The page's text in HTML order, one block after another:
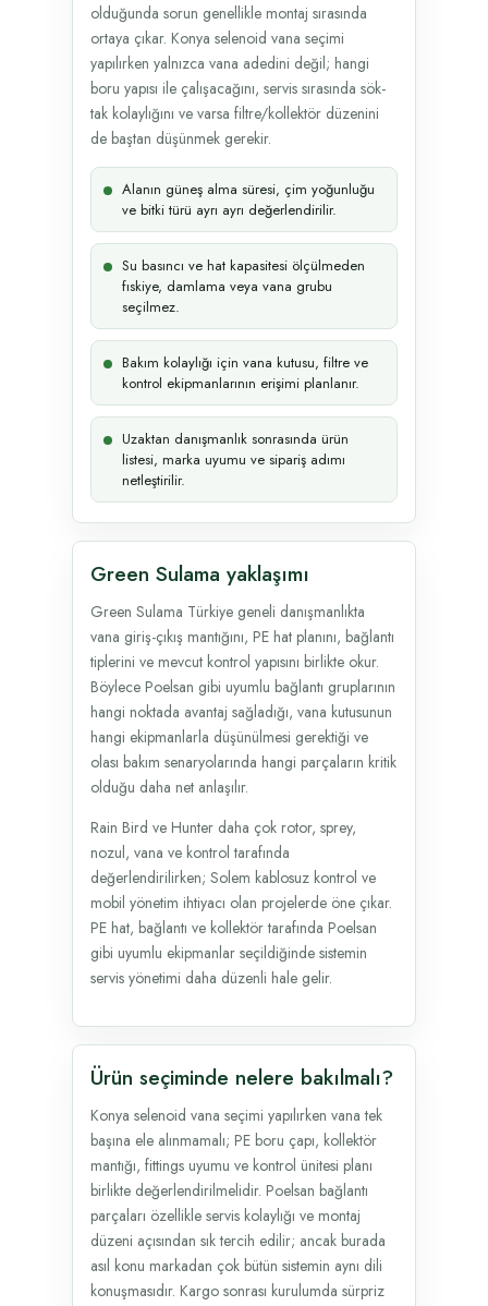
olduğunda sorun genellikle montaj sırasında
ortaya çıkar. Konya selenoid vana seçimi
yapılırken yalnızca vana adedini değil; hangi
boru yapısı ile çalışacağını, servis sırasında sök-
tak kolaylığını ve varsa filtre/kollektör düzenini
de baştan düşünmek gerekir.
Alanın güneş alma süresi, çim yoğunluğu
ve bitki türü ayrı ayrı değerlendirilir.
Su basıncı ve hat kapasitesi ölçülmeden
fıskiye, damlama veya vana grubu
seçilmez.
Bakım kolaylığı için vana kutusu, filtre ve
kontrol ekipmanlarının erişimi planlanır.
Uzaktan danışmanlık sonrasında ürün
listesi, marka uyumu ve sipariş adımı
netleştirilir.
Green Sulama yaklaşımı
Green Sulama Türkiye geneli danışmanlıkta
vana giriş-çıkış mantığını, PE hat planını, bağlantı
tiplerini ve mevcut kontrol yapısını birlikte okur.
Böylece Poelsan gibi uyumlu bağlantı gruplarının
hangi noktada avantaj sağladığı, vana kutusunun
hangi ekipmanlarla düşünülmesi gerektiği ve
olası bakım senaryolarında hangi parçaların kritik
olduğu daha net anlaşılır.
Rain Bird ve Hunter daha çok rotor, sprey,
nozul, vana ve kontrol tarafında
değerlendirilirken; Solem kablosuz kontrol ve
mobil yönetim ihtiyacı olan projelerde öne çıkar.
PE hat, bağlantı ve kollektör tarafında Poelsan
gibi uyumlu ekipmanlar seçildiğinde sistemin
servis yönetimi daha düzenli hale gelir.
Ürün seçiminde nelere bakılmalı?
Konya selenoid vana seçimi yapılırken vana tek
başına ele alınmamalı; PE boru çapı, kollektör
mantığı, fittings uyumu ve kontrol ünitesi planı
birlikte değerlendirilmelidir. Poelsan bağlantı
parçaları özellikle servis kolaylığı ve montaj
düzeni açısından sık tercih edilir; ancak burada
asıl konu markadan çok bütün sistemin aynı dili
konuşmasıdır. Kargo sonrası kurulumda sürpriz